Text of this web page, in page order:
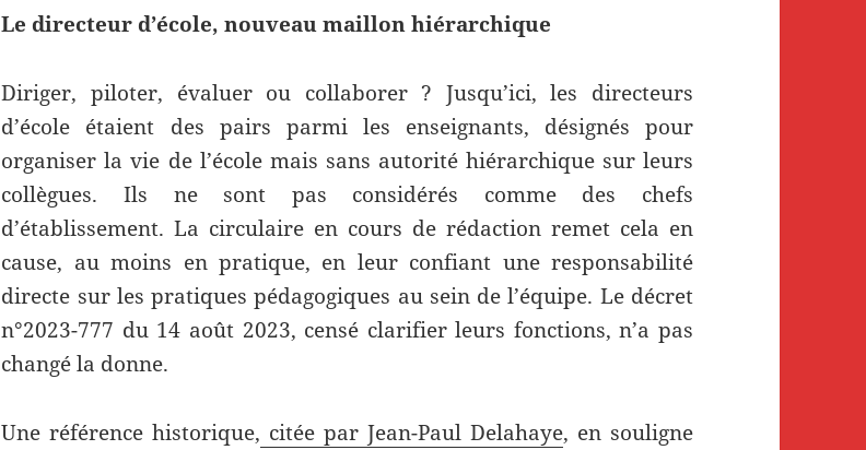
Le directeur d’école, nouveau maillon hiérarchique
Diriger, piloter, évaluer ou collaborer ? Jusqu’ici, les directeurs
d’école étaient des pairs parmi les enseignants, désignés pour
organiser la vie de l’école mais sans autorité hiérarchique sur leurs
collègues. Ils ne sont pas considérés comme des chefs
d’établissement. La circulaire en cours de rédaction remet cela en
cause, au moins en pratique, en leur confiant une responsabilité
directe sur les pratiques pédagogiques au sein de l’équipe. Le décret
n°2023-777 du 14 août 2023, censé clarifier leurs fonctions, n’a pas
changé la donne.
Une référence historique, citée par Jean-Paul Delahaye, en souligne